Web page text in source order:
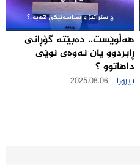
هەڵوێست.. ده‌بێته‌ گۆڕانی
ڕابردوو یان نه‌وه‌ی نوێی
داهاتوو ؟
بیرورا 2025.08.06